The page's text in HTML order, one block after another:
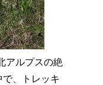
アルプスの絶
、トレッキ